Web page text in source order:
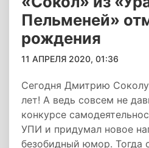
Пельменей»
рождения
11 АПРЕЛЯ 2020, 01:36
Сегодня Дмитрию
лет! А ведь совсем не
конкурсе
УПИ и придумал новое
безобидный юмор. Тогда